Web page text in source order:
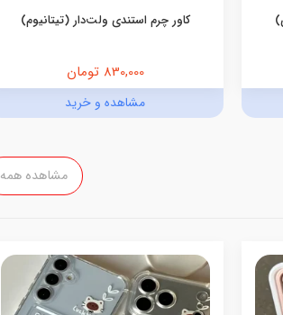
کاور چرم استندی ولت‌دار (تیتانیوم)
830,000 تومان
مشاهده و خرید
مشاهده همه